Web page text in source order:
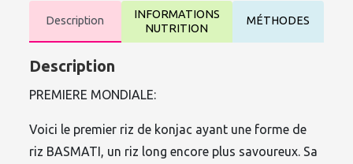
Description
INFORMATIONS
NUTRITION
MÉTHODES
Description
PREMIERE MONDIALE:
Voici le premier riz de konjac ayant une forme de
riz BASMATI, un riz long encore plus savoureux. Sa